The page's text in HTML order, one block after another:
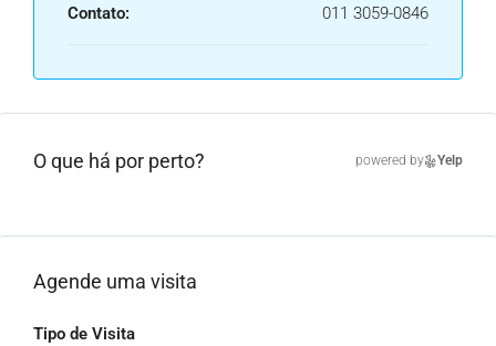
Contato: 011 3059-0846
O que há por perto? powered by Yelp
Agende uma visita
Tipo de Visita